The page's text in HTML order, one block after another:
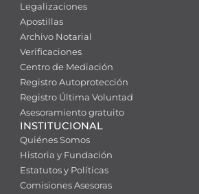
Legalizaciones
Apostillas
Archivo Notarial
Verificaciones
Centro de Mediación
Registro Autoprotección
Registro Última Voluntad
Asesoramiento gratuito
INSTITUCIONAL
Quiénes Somos
Historia y Fundación
Estatutos y Políticas
Comisiones Asesoras